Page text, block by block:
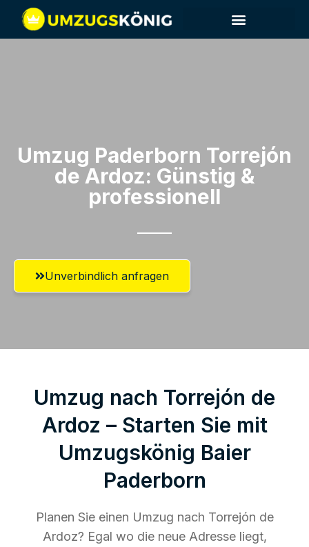
Umzug Paderborn​ Torrejón
de Ardoz: Günstig &
professionell​
Unverbindlich anfragen
Umzug nach Torrejón de
Ardoz – Starten Sie mit
Umzugskönig Baier
Paderborn
Planen Sie einen Umzug nach Torrejón de
Ardoz? Egal wo die neue Adresse liegt,